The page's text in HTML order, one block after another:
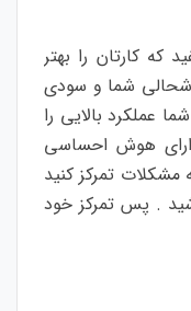
که کارتان را بهتر
شما و سودی
عملکرد بالایی را
هوش احساسی
مشکلات تمرکز کنید
. پس تمرکز خود